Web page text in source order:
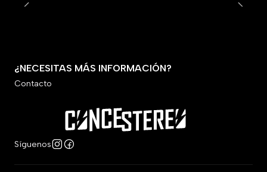
¿NECESITAS MÁS INFORMACIÓN?
Contacto
Síguenos